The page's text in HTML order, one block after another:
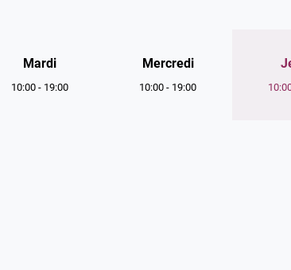
Mardi
10:00 - 19:00
Mercredi
10:00 - 19:00
Horaires